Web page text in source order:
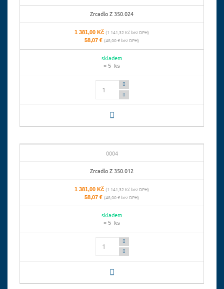
Zrcadlo Z 350.024
1 381,00 Kč(1 141,32 Kč bez DPH)
58,07 €(48,00 € bez DPH)
skladem
< 5 ks
Počet
0004
Zrcadlo Z 350.012
1 381,00 Kč(1 141,32 Kč bez DPH)
58,07 €(48,00 € bez DPH)
skladem
< 5 ks
Počet